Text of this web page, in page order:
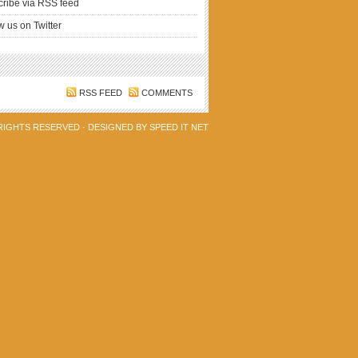
via RSS feed
us on Twitter
RSS FEED COMMENTS
RESERVED · DESIGNED BY SPEED IT NET